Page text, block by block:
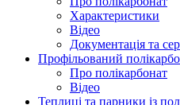
Характеристики
Відео
Документація та
Профільований
Про полікарбонат
Відео
Теплиці та парники із